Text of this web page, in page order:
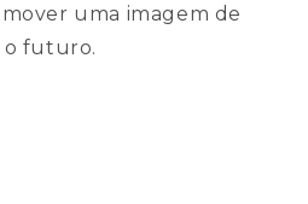
uma imagem de
o futuro.